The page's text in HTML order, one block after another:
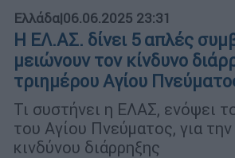
Ελλάδα|06.06.2025 23:31
Η ΕΛ.ΑΣ. δίνει 5 απλές
μειώνουν τον κίνδυνο
τριημέρου Αγίου
Τι συστήνει η ΕΛΑΣ, ενόψει
του Αγίου Πνεύματος, για
κινδύνου διάρρηξης